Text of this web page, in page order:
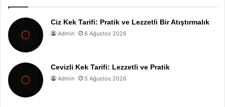
Ciz Kek Tarifi: Pratik ve Lezzetli Bir Atıştırmalık
Admin 6 Ağustos 2026
Cevizli Kek Tarifi: Lezzetli ve Pratik
Admin 5 Ağustos 2026